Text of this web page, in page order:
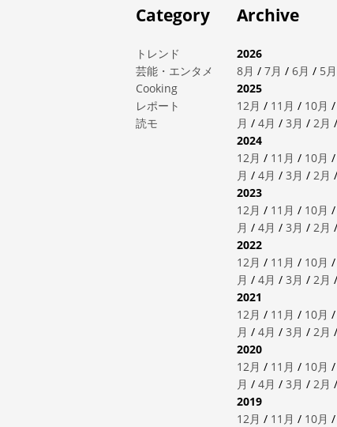
Category
トレンド
芸能・エンタメ
Cooking
レポート
読モ
Archive
2026
8月 / 7月 / 6月 / 5月
2025
12月 / 11月 / 10月 /
月 / 4月 / 3月 / 2月 /
2024
12月 / 11月 / 10月 /
月 / 4月 / 3月 / 2月 /
2023
12月 / 11月 / 10月 /
月 / 4月 / 3月 / 2月 /
2022
12月 / 11月 / 10月 /
月 / 4月 / 3月 / 2月 /
2021
12月 / 11月 / 10月 /
月 / 4月 / 3月 / 2月 /
2020
12月 / 11月 / 10月 /
月 / 4月 / 3月 / 2月 /
2019
12月 / 11月 / 10月 /